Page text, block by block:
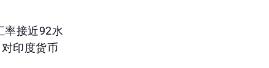
率接近92水
印度货币